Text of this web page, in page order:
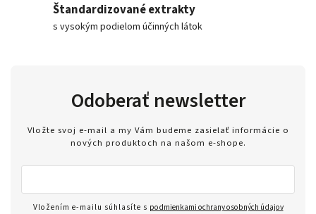
Štandardizované extrakty
s vysokým podielom účinných látok
Odoberať newsletter
Vložte svoj e-mail a my Vám budeme zasielať informácie o
nových produktoch na našom e-shope.
Vložením e-mailu súhlasíte s podmienkami ochrany osobných údajov